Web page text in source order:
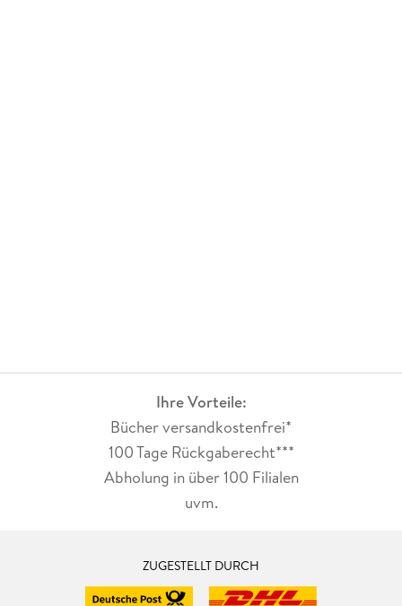
Ihre Vorteile:
Bücher versandkostenfrei*
100 Tage Rückgaberecht***
Abholung in über 100 Filialen
uvm.
ZUGESTELLT DURCH